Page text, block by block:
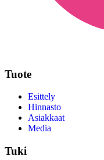
Tuote
Esittely
Hinnasto
Asiakkaat
Media
Tuki